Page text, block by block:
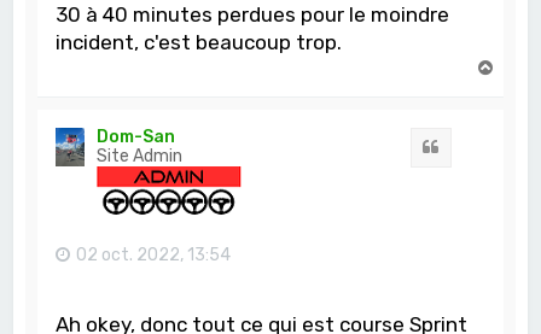
30 à 40 minutes perdues pour le moindre
incident, c'est beaucoup trop.
Dom-San
Site Admin
02 oct. 2022, 13:54
Ah okey, donc tout ce qui est course Sprint